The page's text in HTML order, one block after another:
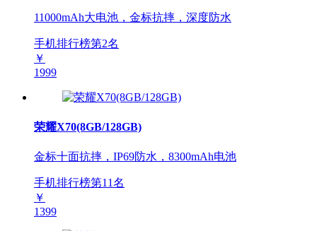
11000mAh大电池，金标抗摔，深度防水
手机排行榜第2名
￥
1999
荣耀X70(8GB/128GB)
金标十面抗摔，IP69防水，8300mAh电池
手机排行榜第11名
￥
1399